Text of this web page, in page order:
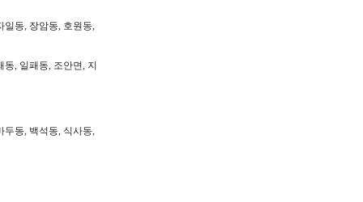
일동, 장암동, 호원동,
, 일패동, 조안면, 지
두동, 백석동, 식사동,